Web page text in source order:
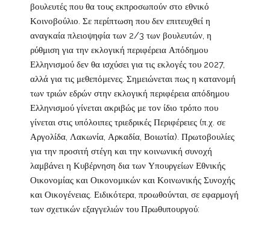
βουλευτές που θα τους εκπροσωπούν στο εθνικό
Κοινοβούλιο. Σε περίπτωση που δεν επιτευχθεί η
αναγκαία πλειοψηφία των 2/3 των βουλευτών, η
ρύθμιση για την εκλογική περιφέρεια Απόδημου
Ελληνισμού δεν θα ισχύσει για τις εκλογές του 2027,
αλλά για τις μεθεπόμενες. Σημειώνεται πως η κατανομή
των τριών εδρών στην εκλογική περιφέρεια απόδημου
Ελληνισμού γίνεται ακριβώς με τον ίδιο τρόπο που
γίνεται στις υπόλοιπες τριεδρικές Περιφέρειες (π.χ. σε
Αργολίδα, Λακωνία, Αρκαδία, Βοιωτία). Πρωτοβουλίες
για την προσιτή στέγη και την κοινωνική συνοχή
λαμβάνει η Κυβέρνηση δια των Υπουργείων Εθνικής
Οικονομίας και Οικονομικών και Κοινωνικής Συνοχής
και Οικογένειας. Ειδικότερα, προωθούνται, σε εφαρμογή
των σχετικών εξαγγελιών του Πρωθυπουργού: